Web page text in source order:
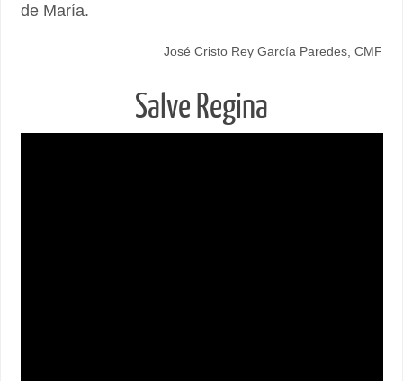
de María.
José Cristo Rey García Paredes, CMF
Salve Regina